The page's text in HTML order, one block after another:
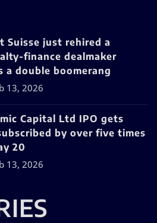
Suisse just rehired a
finance dealmaker
a double boomerang
13, 2026
Capital Ltd IPO gets
by over five times
20
13, 2026